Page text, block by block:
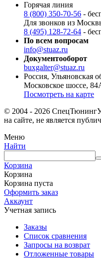
Горячая линия
8 (800) 350-70-56 -
Для звонков из
8 (495) 128-72-64 -
По всем вопросам
info@stuaz.ru
Документооборот
buxgalter@stuaz.ru
Россия, Ульяновская
Московское шоссе,
Посмотреть на карте
© 2004 - 2026
на сайте, не является
Меню
Найти
Корзина
Корзина
Корзина пуста
Оформить заказ
Аккаунт
Учетная запись
Заказы
Список сравнения
Запросы на возврат
Отложенные товары